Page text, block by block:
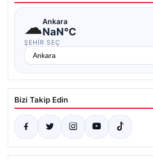
☁Ankara
NaN°C
ŞEHIR SEÇ
Bizi Takip Edin